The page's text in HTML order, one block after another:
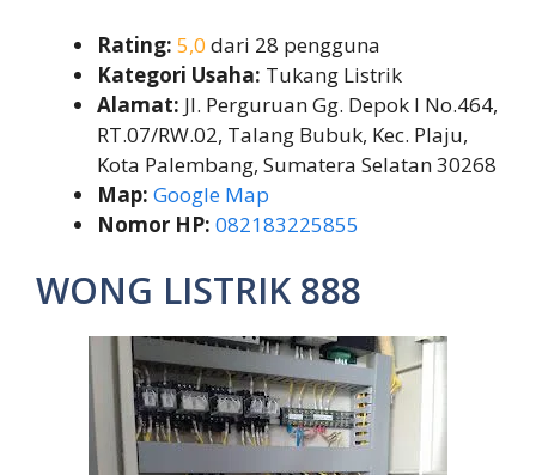
Rating: 5,0 dari 28 pengguna
Kategori Usaha: Tukang Listrik
Alamat: Jl. Perguruan Gg. Depok I No.464,
RT.07/RW.02, Talang Bubuk, Kec. Plaju,
Kota Palembang, Sumatera Selatan 30268
Map: Google Map
Nomor HP: 082183225855
WONG LISTRIK 888